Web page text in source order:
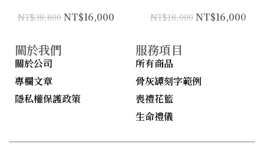
NT$38,800NT$16,000 NT$18,000 NT$16,000
關於我們
關於公司
專欄文章
隱私權保護政策
服務項目
所有商品
骨灰罈刻字範例
喪禮花籃
生命禮儀